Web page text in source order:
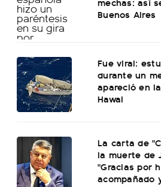
Buenos Aires
Fue viral:
durante un
apareció en
Hawai
La carta de
la muerte de
"Gracias por
acompañado